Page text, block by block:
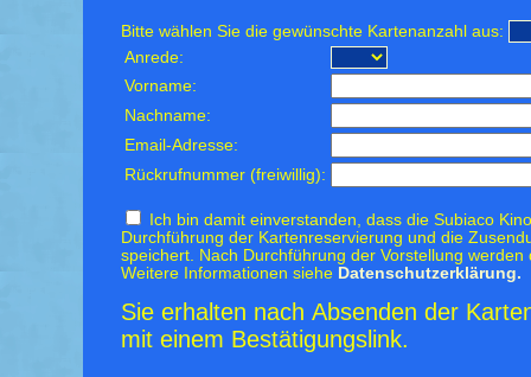
Bitte wählen Sie die gewünschte Kartenanzahl aus:
Anrede:
Vorname:
Nachname:
Email-Adresse:
Rückrufnummer (freiwillig):
Ich bin damit einverstanden, dass die Subiaco
Durchführung der Kartenreservierung und die
speichert. Nach Durchführung der Vorstellung
Weitere Informationen siehe Datenschutzerklärung.
Sie erhalten nach Absenden der
mit einem Bestätigungslink.